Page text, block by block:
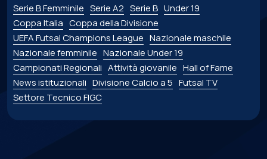
Serie B Femminile Serie A2 Serie B Under 19
Coppa Italia Coppa della Divisione
UEFA Futsal Champions League Nazionale maschile
Nazionale femminile Nazionale Under 19
Campionati Regionali Attività giovanile Hall of Fame
News istituzionali Divisione Calcio a 5 Futsal TV
Settore Tecnico FIGC